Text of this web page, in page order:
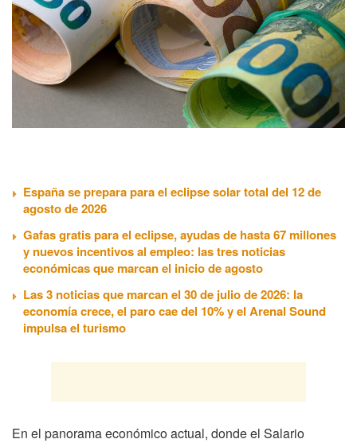
España se prepara para el eclipse solar total del 12 de
agosto de 2026
Gafas gratis para el eclipse, ayudas de hasta 67 millones
y nuevos incentivos al empleo: las tres noticias
económicas que marcan el inicio de agosto
Las 3 noticias que marcan el 30 de julio de 2026: la
economía crece, el paro cae del 10% y el Arenal Sound
impulsa el turismo
En el panorama económico actual, donde el Salario